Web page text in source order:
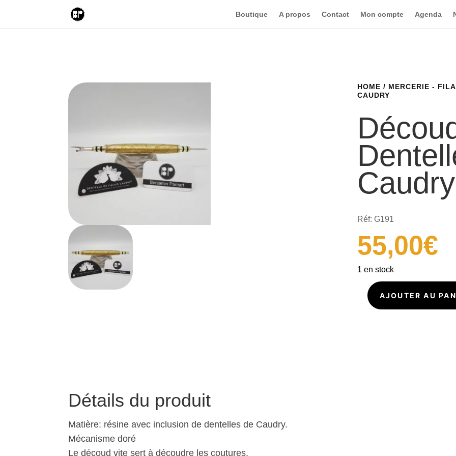
Boutique A propos Contact Mon compte Agenda
HOME / MERCERIE -
CAUDRY
Caudry
Réf: G191
55,00€
1 en stock
quantité
de
AJOUTER AU
Détails du produit
Matière: résine avec inclusion de dentelles de Caudry.
Mécanisme doré
Le découd vite sert à découdre les coutures.